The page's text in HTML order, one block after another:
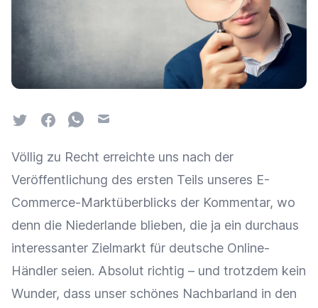
TwitterFacebookWhatsapp
Email
Völlig zu Recht erreichte uns nach der
Veröffentlichung des ersten Teils unseres E-
Commerce-Marktüberblicks der Kommentar, wo
denn die Niederlande blieben, die ja ein durchaus
interessanter Zielmarkt für deutsche Online-
Händler seien. Absolut richtig – und trotzdem kein
Wunder, dass unser schönes Nachbarland in den